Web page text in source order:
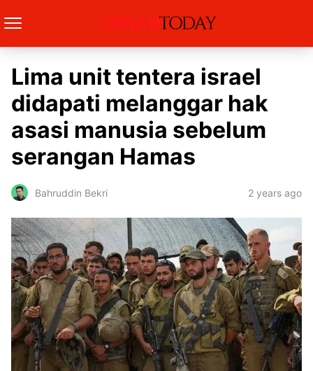
Lima unit tentera israel
didapati melanggar hak
asasi manusia sebelum
serangan Hamas
Bahruddin Bekri 2 years ago